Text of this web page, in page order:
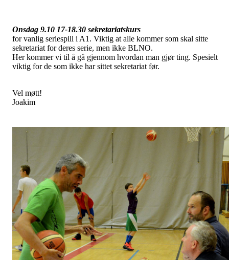
Onsdag 9.10 17-18.30 sekretariatskurs
for vanlig seriespill i A1. Viktig at alle kommer som skal sitte
sekretariat for deres serie, men ikke BLNO.
Her kommer vi til å gå gjennom hvordan man gjør ting. Spesielt
viktig for de som ikke har sittet sekretariat før.
Vel møtt!
Joakim